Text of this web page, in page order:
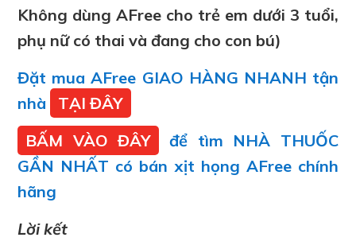
Không dùng AFree cho trẻ em dưới 3 tuổi,
phụ nữ có thai và đang cho con bú)
Đặt mua AFree GIAO HÀNG NHANH tận
nhà
TẠI ĐÂY
BẤM VÀO ĐÂY
để tìm NHÀ THUỐC
GẦN NHẤT có bán xịt họng AFree chính
hãng
Lời kết